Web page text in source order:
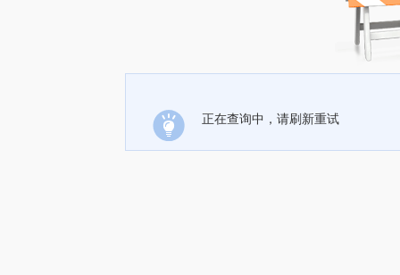
正在查询中，请刷新重试